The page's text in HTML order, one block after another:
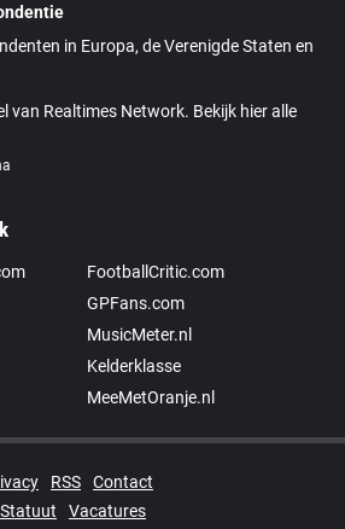
in Europa, de Verenigde Staten en
van Realtimes Network. Bekijk hier alle
FootballCritic.com
GPFans.com
MusicMeter.nl
Kelderklasse
MeeMetOranje.nl
RSS
Contact
Statuut Vacatures